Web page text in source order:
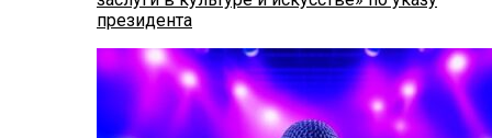
президента